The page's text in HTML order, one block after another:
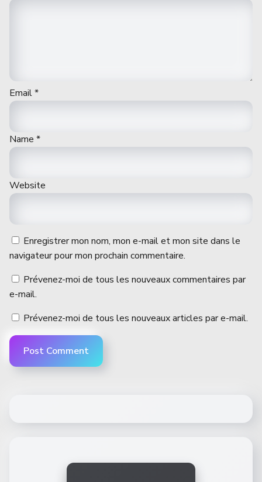
Email*
Name *
Website
Enregistrer mon nom, mon e-mail et mon site dans le
navigateur pour mon prochain commentaire.
Prévenez-moi de tous les nouveaux commentaires par
e-mail.
Prévenez-moi de tous les nouveaux articles par e-mail.